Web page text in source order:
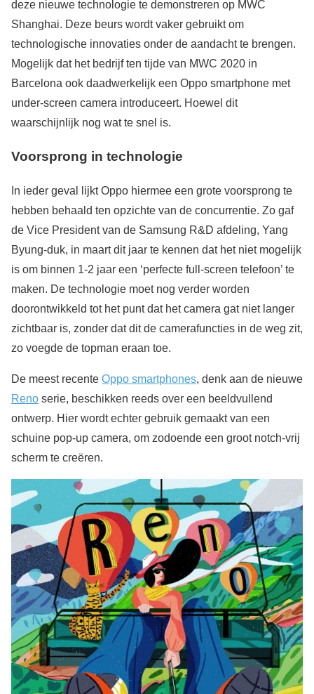
deze nieuwe technologie te demonstreren op MWC
Shanghai. Deze beurs wordt vaker gebruikt om
technologische innovaties onder de aandacht te brengen.
Mogelijk dat het bedrijf ten tijde van MWC 2020 in
Barcelona ook daadwerkelijk een Oppo smartphone met
under-screen camera introduceert. Hoewel dit
waarschijnlijk nog wat te snel is.
Voorsprong in technologie
In ieder geval lijkt Oppo hiermee een grote voorsprong te
hebben behaald ten opzichte van de concurrentie. Zo gaf
de Vice President van de Samsung R&D afdeling, Yang
Byung-duk, in maart dit jaar te kennen dat het niet mogelijk
is om binnen 1-2 jaar een ‘perfecte full-screen telefoon’ te
maken. De technologie moet nog verder worden
doorontwikkeld tot het punt dat het camera gat niet langer
zichtbaar is, zonder dat dit de camerafuncties in de weg zit,
zo voegde de topman eraan toe.
De meest recente Oppo smartphones, denk aan de nieuwe
Reno serie, beschikken reeds over een beeldvullend
ontwerp. Hier wordt echter gebruik gemaakt van een
schuine pop-up camera, om zodoende een groot notch-vrij
scherm te creëren.